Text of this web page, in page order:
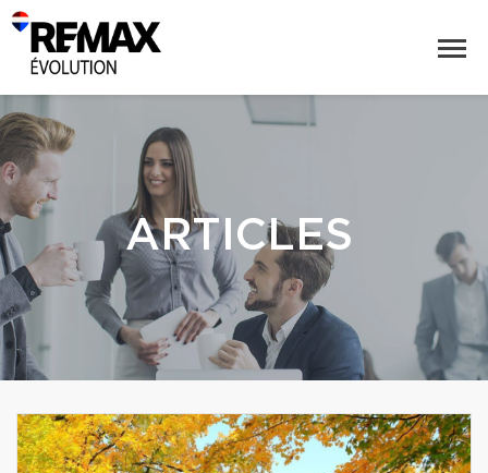
ARTICLES